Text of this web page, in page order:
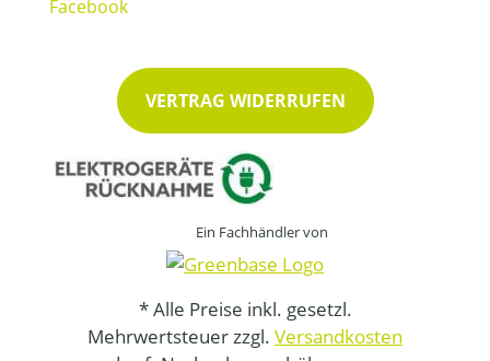
VERTRAG WIDERRUFEN
Ein Fachhändler von
* Alle Preise inkl. gesetzl.
Mehrwertsteuer zzgl. Versandkosten